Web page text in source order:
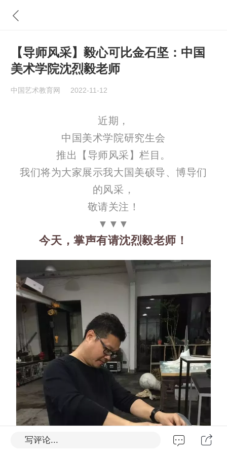
【导师风采】毅心可比金石坚：中国
美术学院沈烈毅老师
中国艺术教育网 2022-11-12
近期，
中国美术学院研究生会
推出【导师风采】栏目。
我们将为大家展示我大国美硕导、博导们
的风采，
敬请关注！
▼▼▼
今天，掌声有请沈烈毅老师！
写评论...